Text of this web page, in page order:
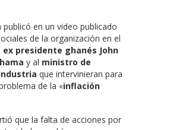
publicó en un video publicado
de la organización en el
ex presidente ghanés John
y al ministro de
que intervinieran para
de la «inflación
que la falta de acciones por